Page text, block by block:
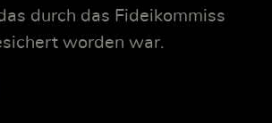
durch das Fideikommiss
worden war.